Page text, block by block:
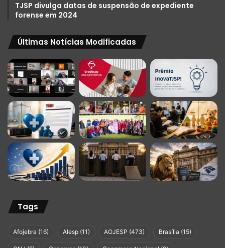
TJSP divulga datas de suspensão de expediente
forense em 2024
Últimas Notícias Modificadas
Tags
Afojebra (16) Alesp (11) AOJESP (473) Brasília (15)